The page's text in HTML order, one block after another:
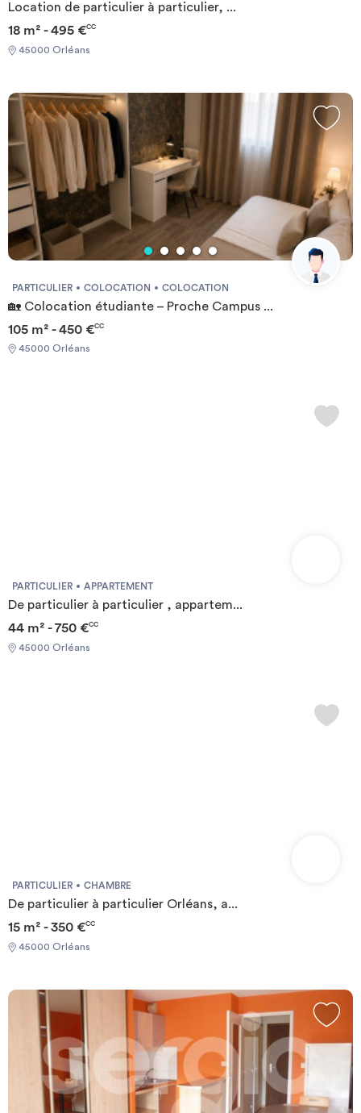
Location de particulier à particulier, ...
18 m² - 495 €CC
45000 Orléans
PARTICULIER COLOCATION COLOCATION
🏡 Colocation étudiante – Proche Campus ...
105 m² - 450 €CC
45000 Orléans
PARTICULIER APPARTEMENT
De particulier à particulier , appartem...
44 m² - 750 €CC
45000 Orléans
PARTICULIER CHAMBRE
De particulier à particulier Orléans, a...
15 m² - 350 €CC
45000 Orléans